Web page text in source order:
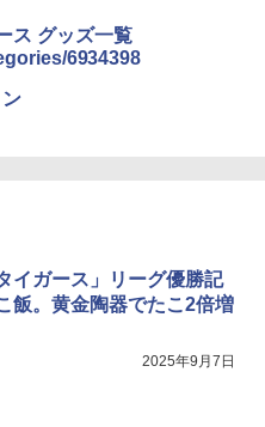
ス グッズ一覧
6934398
イガース」リーグ優勝記
飯。黄金陶器でたこ2倍増
2025年9月7日